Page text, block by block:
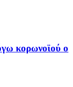
κορωνοϊού ο